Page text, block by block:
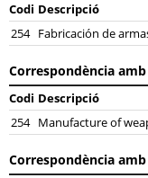
Codi Descripció
254 Fabricación de
Correspondència amb
Codi Descripció
254 Manufacture of
Correspondència amb